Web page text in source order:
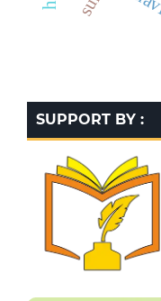
SUPPORT BY :